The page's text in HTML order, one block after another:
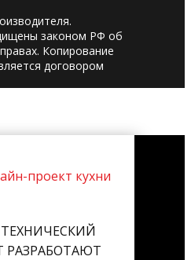
законом РФ об
Копирование
договором
проект кухни
РАЗРАБОТАЮТ